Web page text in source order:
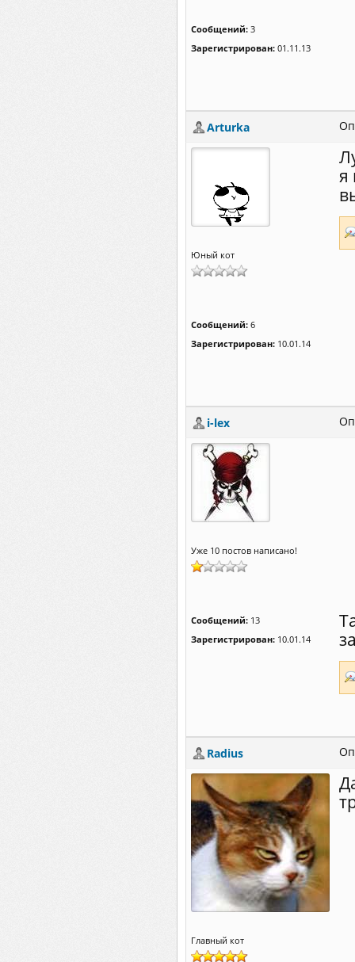
Сообщений: 3
Зарегистрирован: 01.11.13
Arturka
Юный кот
Сообщений: 6
Зарегистрирован: 10.01.14
я
i-lex
Уже 10 постов написано!
Сообщений: 13
Зарегистрирован: 10.01.14
Radius
Главный кот